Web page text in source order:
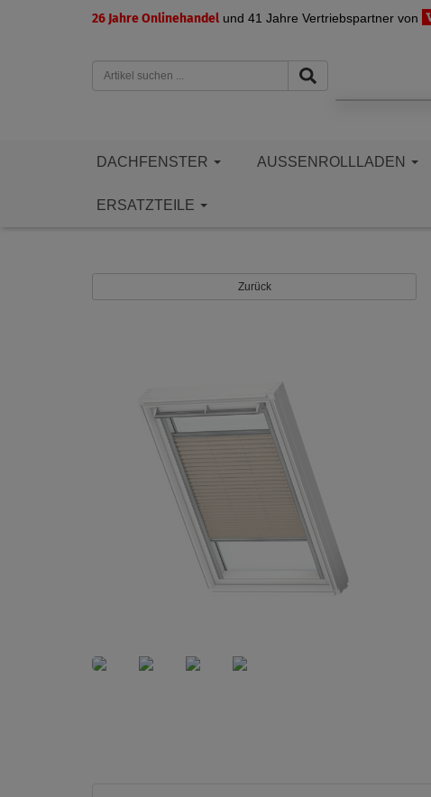
26 Jahre Onlinehandel und 41 Jahre Vertriebspartner von
DACHFENSTER AUSSENROLLLADEN
ERSATZTEILE
Zurück